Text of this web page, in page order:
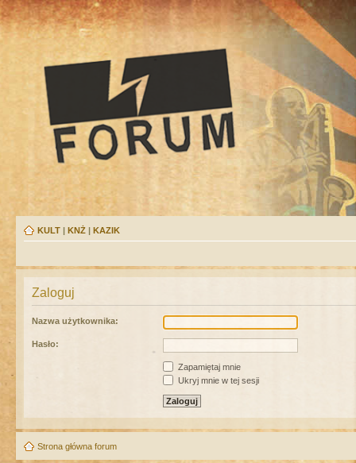
KULT | KNŻ | KAZIK
Zaloguj
Nazwa użytkownika:
Hasło:
Zapamiętaj mnie
Ukryj mnie w tej sesji
Strona główna forum